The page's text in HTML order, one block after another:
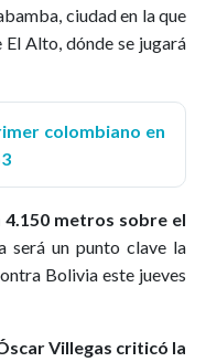
ciudad en la que
Alto, dónde se jugará
colombiano en
4.150 metros sobre el
será un punto clave la
Bolivia este jueves
Villegas criticó la